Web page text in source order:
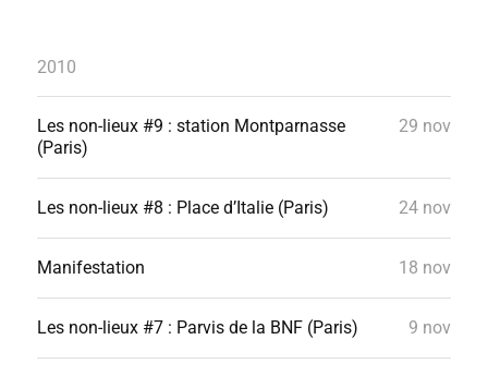
2010
Les non-lieux #9 : station Montparnasse
(Paris)
29 nov
Les non-lieux #8 : Place d’Italie (Paris) 24 nov
Manifestation 18 nov
Les non-lieux #7 : Parvis de la BNF (Paris) 9 nov